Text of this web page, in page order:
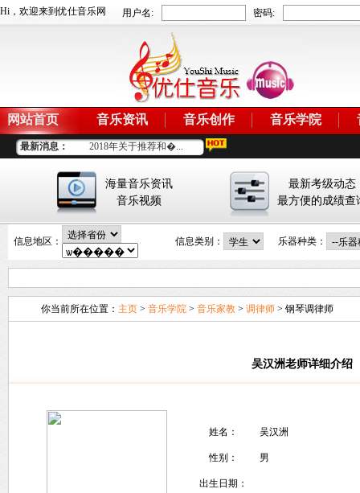
Hi，欢迎来到优仕音乐网 用户名: 密码:
网站首页 音乐资讯 音乐创作 音乐学院
最新消息：
2018年关于推荐和�...
关于尤克里里考级...
最新！省音协音�...
最新！2017省音协�...
2017省音协考级委�...
广东省音乐家协会...
2019年广州地区考�...
海量音乐资讯
音乐视频
最新考级动态
最方便的成绩查
信息地区： 信息类别： 乐器种类：
你当前所在位置： 主页 > 音乐学院 > 音乐家教 > 调律师 > 钢琴调律师
吴汉洲老师详细介绍
姓名： 吴汉洲
性别： 男
出生日期：